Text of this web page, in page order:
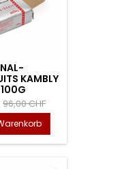
KAMBLY
96,00 CHF